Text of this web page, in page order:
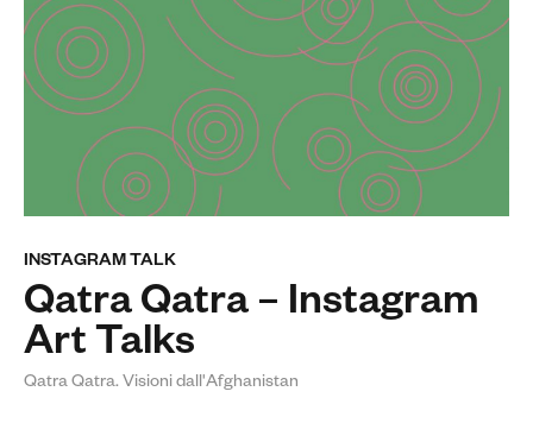
INSTAGRAM TALK
Qatra Qatra – Instagram
Art Talks
Qatra Qatra. Visioni dall'Afghanistan